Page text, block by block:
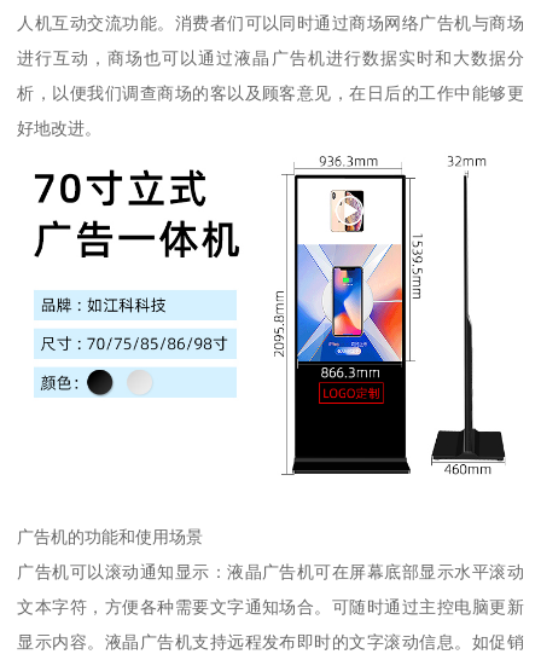
人机互动交流功能。消费者们可以同时通过商场网络广告机与商场
进行互动，商场也可以通过液晶广告机进行数据实时和大数据分
析，以便我们调查商场的客以及顾客意见，在日后的工作中能够更
好地改进。
广告机的功能和使用场景
广告机可以滚动通知显示：液晶广告机可在屏幕底部显示水平滚动
文本字符，方便各种需要文字通知场合。可随时通过主控电脑更新
显示内容。液晶广告机支持远程发布即时的文字滚动信息。如促销